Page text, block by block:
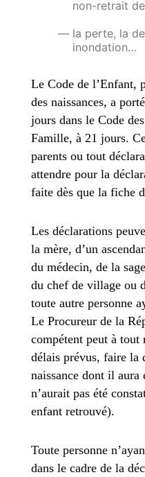
non-retrait
la perte, la
inondation…
Le Code de l’Enfant,
des naissances, a
jours dans le Code
Famille, à 21 jours.
parents ou tout
attendre pour la
faite dès que la fiche
Les déclarations
la mère, d’un
du médecin, de la
du chef de village ou
toute autre personne
Le Procureur de la
compétent peut à tout
délais prévus, faire la
naissance dont il aura
n’aurait pas été
enfant retrouvé).
Toute personne
dans le cadre de la